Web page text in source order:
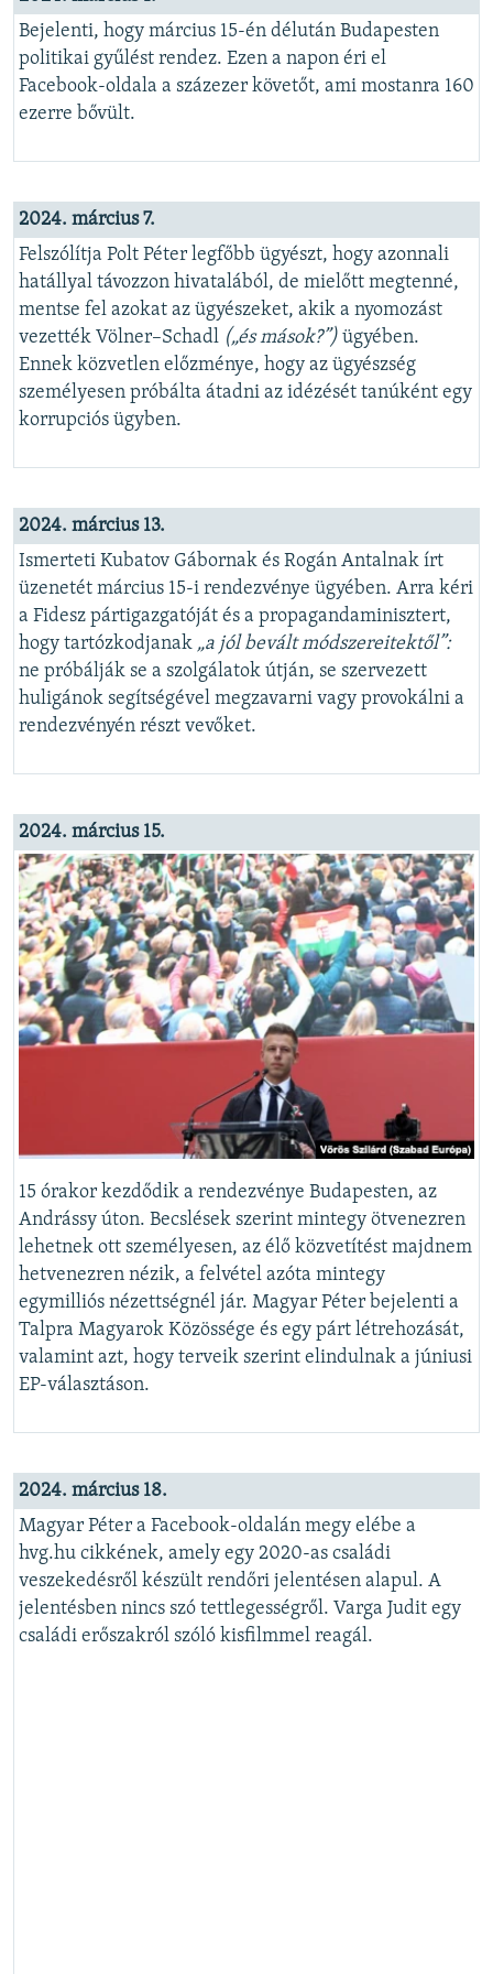
Bejelenti, hogy március 15-én délután Budapesten
politikai gyűlést rendez. Ezen a napon éri el
Facebook-oldala a százezer követőt, ami mostanra 160
ezerre bővült.
2024. március 7.
Felszólítja Polt Péter legfőbb ügyészt, hogy azonnali
hatállyal távozzon hivatalából, de mielőtt megtenné,
mentse fel azokat az ügyészeket, akik a nyomozást
vezették Völner–Schadl („és mások?”)ügyében.
Ennek közvetlen előzménye, hogy az ügyészség
személyesen próbálta átadni az idézését tanúként egy
korrupciós ügyben.
2024. március 13.
Ismerteti Kubatov Gábornak és Rogán Antalnak írt
üzenetét március 15-i rendezvénye ügyében. Arra kéri
a Fidesz pártigazgatóját és a propagandaminisztert,
hogy tartózkodjanak „a jól bevált módszereitektől”:
ne próbálják se a szolgálatok útján, se szervezett
huligánok segítségével megzavarni vagy provokálni a
rendezvényén részt vevőket.
2024. március 15.
15 órakor kezdődik a rendezvénye Budapesten, az
Andrássy úton. Becslések szerint mintegy ötvenezren
lehetnek ott személyesen, az élő közvetítést majdnem
hetvenezren nézik, a felvétel azóta mintegy
egymilliós nézettségnél jár. Magyar Péter bejelenti a
Talpra Magyarok Közössége és egy párt létrehozását,
valamint azt, hogy terveik szerint elindulnak a júniusi
EP-választáson.
2024. március 18.
Magyar Péter a Facebook-oldalán megy elébe a
hvg.hu cikkének, amely egy 2020-as családi
veszekedésről készült rendőri jelentésen alapul. A
jelentésben nincs szó tettlegességről. Varga Judit egy
családi erőszakról szóló kisfilmmel reagál.